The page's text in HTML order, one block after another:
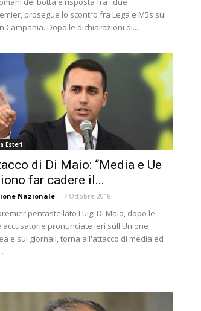
prosegue lo scontro fra Lega e M5s sui
Campania. Dopo le dichiarazioni di...
Esteri
di Di Maio: “Media e Ue
far cadere il...
Nazionale - 7 Ottobre 2018
pentastellato Luigi Di Maio, dopo le
accusatorie pronunciate ieri sull'Unione
e sui giornali, torna all'attacco di media ed